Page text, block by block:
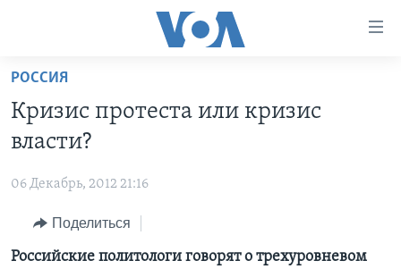
Перейти
основной
контент
навигации
Перейти
ПРОГРАММЫ
НОВОСТИ ЗА МИНУТУ
ИТОГИ
ПОЧЕМУ ЭТО ВАЖНО?
УЧИМ АНГЛИЙСКИЙ
НАША АМЕРИКАНСКАЯ ИСТОРИЯ
А КАК В АМЕРИКЕ?
ЭКСПЕРТИЗА
ИНТЕРВЬЮ
ФАКТЫ ПРОТИВ ФЕЙКОВ
РОССИЯ
Кризис протеста или кризис
власти?
06 Декабрь, 2012 21:16
Поделиться
Российские политологи говорят о трехуровневом